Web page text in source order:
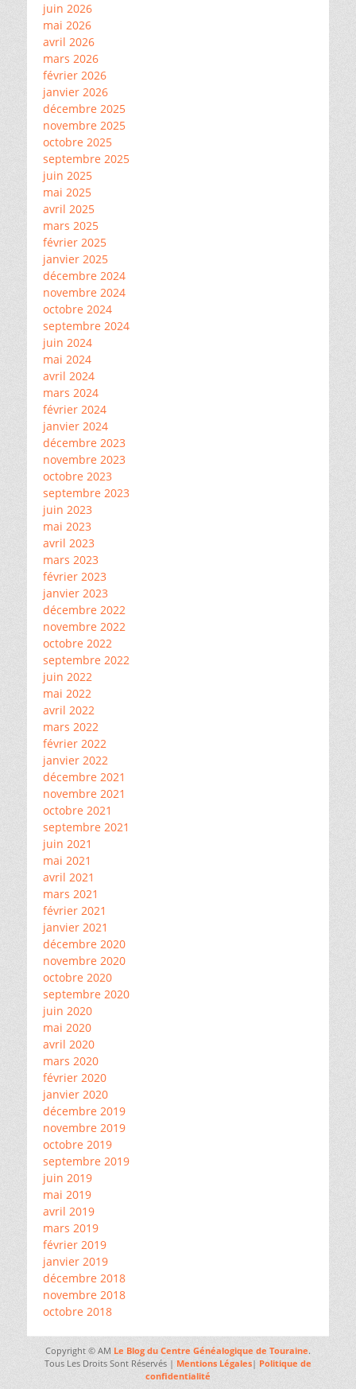
juin 2026
mai 2026
avril 2026
mars 2026
février 2026
janvier 2026
décembre 2025
novembre 2025
octobre 2025
septembre 2025
juin 2025
mai 2025
avril 2025
mars 2025
février 2025
janvier 2025
décembre 2024
novembre 2024
octobre 2024
septembre 2024
juin 2024
mai 2024
avril 2024
mars 2024
février 2024
janvier 2024
décembre 2023
novembre 2023
octobre 2023
septembre 2023
juin 2023
mai 2023
avril 2023
mars 2023
février 2023
janvier 2023
décembre 2022
novembre 2022
octobre 2022
septembre 2022
juin 2022
mai 2022
avril 2022
mars 2022
février 2022
janvier 2022
décembre 2021
novembre 2021
octobre 2021
septembre 2021
juin 2021
mai 2021
avril 2021
mars 2021
février 2021
janvier 2021
décembre 2020
novembre 2020
octobre 2020
septembre 2020
juin 2020
mai 2020
avril 2020
mars 2020
février 2020
janvier 2020
décembre 2019
novembre 2019
octobre 2019
septembre 2019
juin 2019
mai 2019
avril 2019
mars 2019
février 2019
janvier 2019
décembre 2018
novembre 2018
octobre 2018
Copyright © AM Le Blog du Centre Généalogique de Touraine.
Tous Les Droits Sont Réservés | Mentions Légales| Politique de
confidentialité